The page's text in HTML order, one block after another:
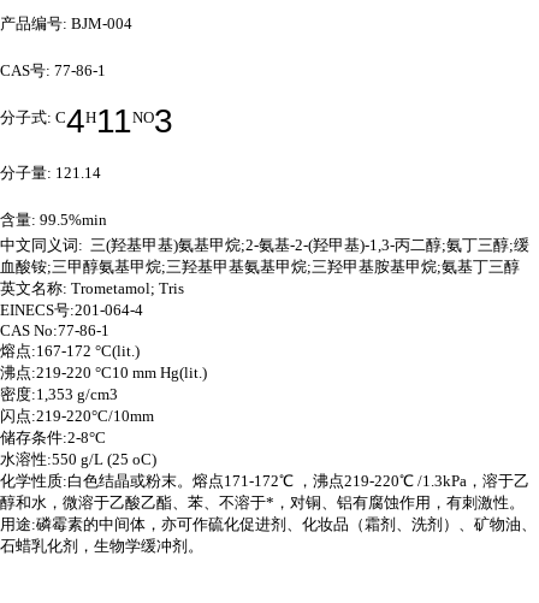
产品编号: BJM-004
CAS号: 77-86-1
分子式: C4H11NO3
分子量: 121.14
含量: 99.5%min
中文同义词: 三(羟基甲基)氨基甲烷;2-氨基-2-(羟甲基)-1,3-丙二醇;氨丁三醇;缓
血酸铵;三甲醇氨基甲烷;三羟基甲基氨基甲烷;三羟甲基胺基甲烷;氨基丁三醇
英文名称: Trometamol; Tris
EINECS号:201-064-4
CAS No:77-86-1
熔点:167-172 °C(lit.)
沸点:219-220 °C10 mm Hg(lit.)
密度:1,353 g/cm3
闪点:219-220°C/10mm
储存条件:2-8°C
水溶性:550 g/L (25 oC)
化学性质:白色结晶或粉末。熔点171-172℃ ，沸点219-220℃ /1.3kPa，溶于乙
醇和水，微溶于乙酸乙酯、苯、不溶于*，对铜、铝有腐蚀作用，有刺激性。
用途:磷霉素的中间体，亦可作硫化促进剂、化妆品（霜剂、洗剂）、矿物油、
石蜡乳化剂，生物学缓冲剂。